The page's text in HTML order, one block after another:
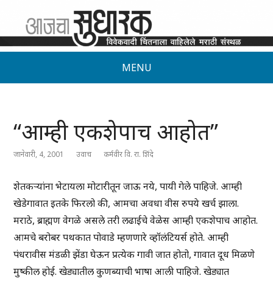
MENU
“आम्ही एकशेपाच आहोत”
जानेवारी, 4, 2001 उवाच कर्मवीर वि. रा. शिंदे
शेतकऱ्यांना भेटायला मोटारीतून जाऊ नये, पायी गेले पाहिजे. आम्ही
खेडेगावात इतके फिरलो की, आमचा अवधा वीस रुपये खर्च झाला.
मराठे, ब्राह्मण वेगळे असले तरी लढाईचे वेळेस आम्ही एकशेपाच आहोत.
आमचे बरोबर पथकात पोवाडे म्हणणारे व्हॉलंटियर्स होते. आम्ही
पंधरावीस मंडळी झेंडा घेऊन प्रत्येक गावी जात होतो, गावात दूध मिळणे
मुष्कील होई. खेड्यातील कुणब्याची भाषा आली पाहिजे. खेड्यात